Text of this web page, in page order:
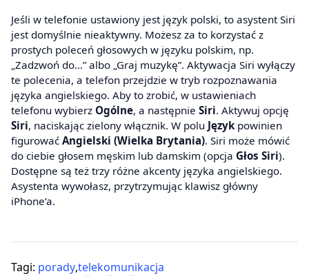
Jeśli w telefonie ustawiony jest język polski, to asystent Siri
jest domyślnie nieaktywny. Możesz za to korzystać z
prostych poleceń głosowych w języku polskim, np.
„Zadzwoń do…” albo „Graj muzykę”. Aktywacja Siri wyłączy
te polecenia, a telefon przejdzie w tryb rozpoznawania
języka angielskiego. Aby to zrobić, w ustawieniach
telefonu wybierz Ogólne, a następnie Siri. Aktywuj opcję
Siri, naciskając zielony włącznik. W polu Językpowinien
figurować Angielski (Wielka Brytania). Siri może mówić
do ciebie głosem męskim lub damskim (opcja Głos Siri).
Dostępne są też trzy różne akcenty języka angielskiego.
Asystenta wywołasz, przytrzymując klawisz główny
iPhone’a.
Tagi: porady,telekomunikacja